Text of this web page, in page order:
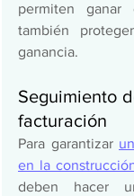
permiten ganar
también
ganancia.
Seguimiento
facturación
Para garantizar
en la
deben hacer